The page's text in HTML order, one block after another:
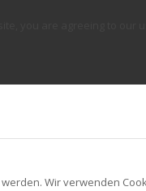
Wir verwenden